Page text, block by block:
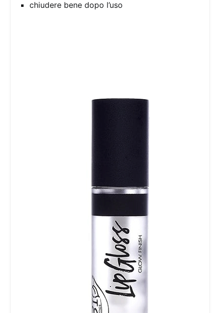
chiudere bene dopo l’uso